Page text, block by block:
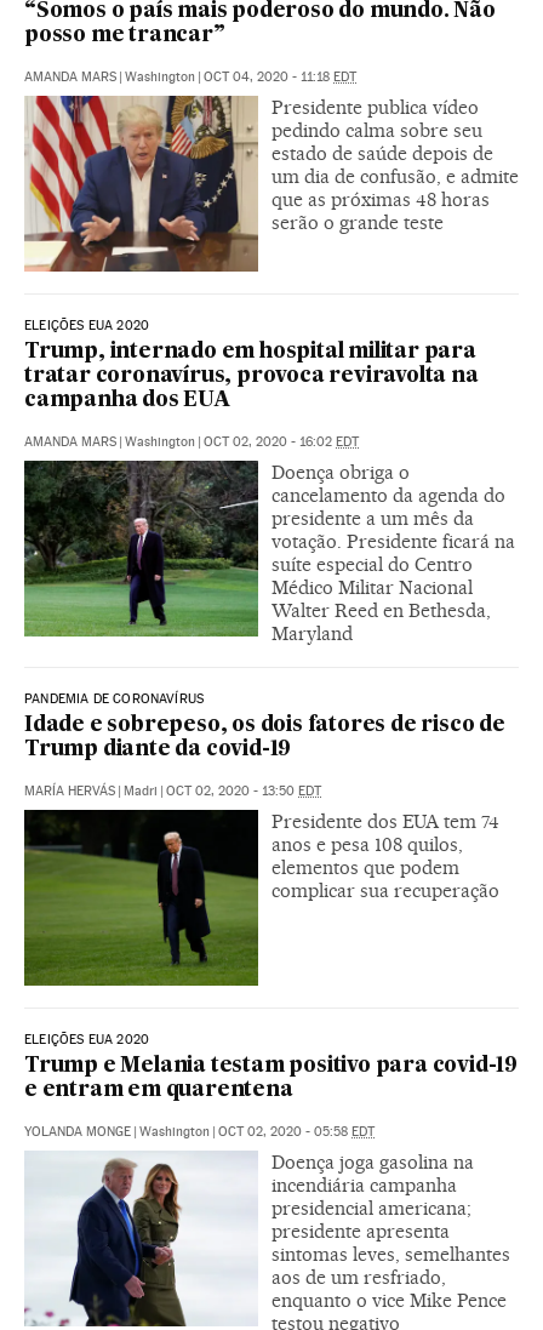
“Somos o país mais poderoso do mundo. Não
posso me trancar”
AMANDA MARS Washington OCT 04, 2020 - 11:18 EDT
Presidente publica vídeo
pedindo calma sobre seu
estado de saúde depois de
um dia de confusão, e admite
que as próximas 48 horas
serão o grande teste
ELEIÇÕES EUA 2020
Trump, internado em hospital militar para
tratar coronavírus, provoca reviravolta na
campanha dos EUA
AMANDA MARS Washington OCT 02, 2020 - 16:02 EDT
Doença obriga o
cancelamento da agenda do
presidente a um mês da
votação. Presidente ficará na
suíte especial do Centro
Médico Militar Nacional
Walter Reed en Bethesda,
Maryland
PANDEMIA DE CORONAVÍRUS
Idade e sobrepeso, os dois fatores de risco de
Trump diante da covid-19
MARÍA HERVÁS Madri OCT 02, 2020 - 13:50 EDT
Presidente dos EUA tem 74
anos e pesa 108 quilos,
elementos que podem
complicar sua recuperação
ELEIÇÕES EUA 2020
Trump e Melania testam positivo para covid-19
e entram em quarentena
YOLANDA MONGE | Washington | OCT 02, 2020 - 05:58 EDT
Doença joga gasolina na
incendiária campanha
presidencial americana;
presidente apresenta
sintomas leves, semelhantes
aos de um resfriado,
enquanto o vice Mike Pence
testou negativo